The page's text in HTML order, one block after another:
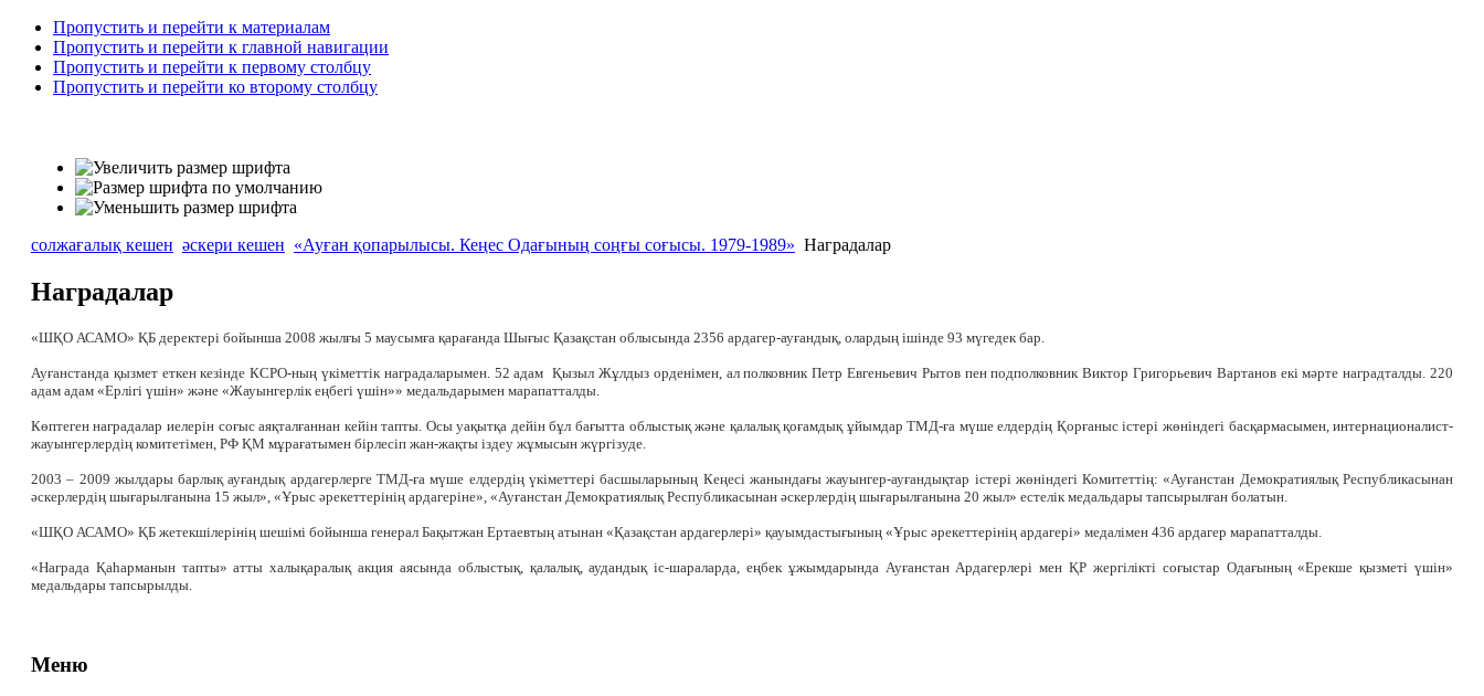
Пропустить и перейти к материалам
Пропустить и перейти к главной навигации
Пропустить и перейти к первому столбцу
Пропустить и перейти ко второму столбцу
солжағалық кешен әскери кешен «Ауған қопарылысы. Кеңес Одағының соңғы соғысы. 1979-1989» Наградалар
Наградалар
«ШҚО АСАМО» ҚБ деректері бойынша 2008 жылғы 5 маусымға қарағанда Шығыс Қазақстан облысында 2356 ардагер-ауғандық, олардың ішінде 93 мүгедек бар.
Ауғанстанда қызмет еткен кезінде КСРО-ның үкіметтік наградаларымен. 52 адам Қызыл Жұлдыз орденімен, ал полковник Петр Евгеньевич Рытов пен подполковник Виктор Григорьевич Вартанов екі мәрте наградталды. 220
адам адам «Ерлігі үшін» және «Жауынгерлік еңбегі үшін»» медальдарымен марапатталды.
Көптеген наградалар иелерін соғыс аяқталғаннан кейін тапты. Осы уақытқа дейін бұл бағытта облыстық және қалалық қоғамдық ұйымдар ТМД-ға мүше елдердің Қорғаныс істері жөніндегі басқармасымен, интернационалист-
жауынгерлердің комитетімен, РФ ҚМ мұрағатымен бірлесіп жан-жақты іздеу жұмысын жүргізуде.
2003 – 2009 жылдары барлық ауғандық ардагерлерге ТМД-ға мүше елдердің үкіметтері басшыларының Кеңесі жанындағы жауынгер-ауғандықтар істері жөніндегі Комитеттің: «Ауғанстан Демократиялық Республикасынан
әскерлердің шығарылғанына 15 жыл», «Ұрыс әрекеттерінің ардагеріне», «Ауғанстан Демократиялық Республикасынан әскерлердің шығарылғанына 20 жыл» естелік медальдары тапсырылған болатын.
«ШҚО АСАМО» ҚБ жетекшілерінің шешімі бойынша генерал Бақытжан Ертаевтың атынан «Қазақстан ардагерлері» қауымдастығының «Ұрыс әрекеттерінің ардагері» медалімен 436 ардагер марапатталды.
«Награда Қаһарманын тапты» атты халықаралық акция аясында облыстық, қалалық, аудандық іс-шараларда, еңбек ұжымдарында Ауғанстан Ардагерлері мен ҚР жергілікті соғыстар Одағының «Ерекше қызметі үшін»
медальдары тапсырылды.
Меню